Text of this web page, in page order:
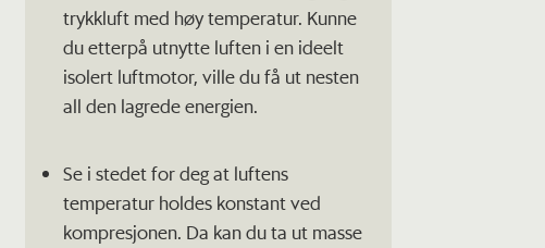
trykkluft med høy temperatur. Kunne
du etterpå utnytte luften i en ideelt
isolert luftmotor, ville du få ut nesten
all den lagrede energien.
Se i stedet for deg at luftens
temperatur holdes konstant ved
kompresjonen. Da kan du ta ut masse